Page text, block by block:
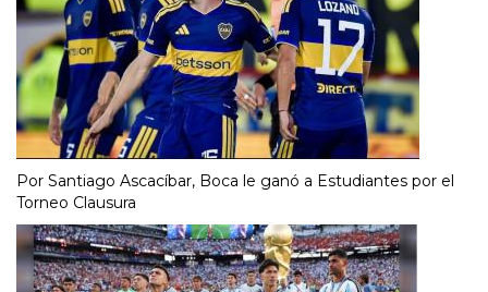
Por Santiago Ascacíbar, Boca le ganó a Estudiantes por el
Torneo Clausura